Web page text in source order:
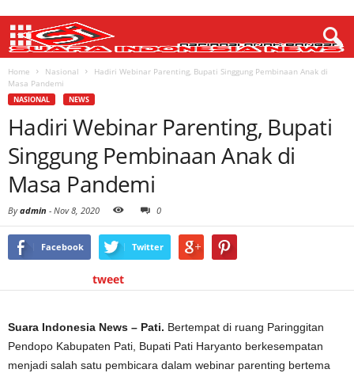
Home Nasional
Hadiri Webinar Parenting, Bupati Singgung Pembinaan Anak di
Masa Pandemi
NASIONAL NEWS
Hadiri Webinar Parenting, Bupati
Singgung Pembinaan Anak di
Masa Pandemi
Byadmin - Nov 8, 2020 0
Facebook Twitter
tweet
Suara Indonesia News – Pati. Bertempat di ruang Paringgitan
Pendopo Kabupaten Pati, Bupati Pati Haryanto berkesempatan
menjadi salah satu pembicara dalam webinar parenting bertema